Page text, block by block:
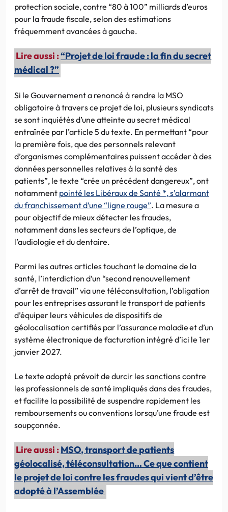
protection sociale, contre “80 à 100” milliards d’euros
pour la fraude fiscale, selon des estimations
fréquemment avancées à gauche.
Lire aussi :“Projet de loi fraude : la fin du secret
médical ?”
Si le Gouvernement a renoncé à rendre la MSO
obligatoire à travers ce projet de loi, plusieurs syndicats
se sont inquiétés d’une atteinte au secret médical
entraînée par l’article 5 du texte. En permettant “pour
la première fois, que des personnels relevant
d’organismes complémentaires puissent accéder à des
données personnelles relatives à la santé des
patients”, le texte “crée un précédent dangereux”, ont
notamment pointé les Libéraux de Santé *, s’alarmant
du franchissement d’une “ligne rouge”. La mesure a
pour objectif de mieux détecter les fraudes,
notamment dans les secteurs de l’optique, de
l’audiologie et du dentaire.
Parmi les autres articles touchant le domaine de la
santé, l’interdiction d’un “second renouvellement
d’arrêt de travail” via une téléconsultation, l’obligation
pour les entreprises assurant le transport de patients
d’équiper leurs véhicules de dispositifs de
géolocalisation certifiés par l’assurance maladie et d’un
système électronique de facturation intégré d’ici le 1er
janvier 2027.
Le texte adopté prévoit de durcir les sanctions contre
les professionnels de santé impliqués dans des fraudes,
et facilite la possibilité de suspendre rapidement les
remboursements ou conventions lorsqu’une fraude est
soupçonnée.
Lire aussi :MSO, transport de patients
géolocalisé, téléconsultation… Ce que contient
le projet de loi contre les fraudes qui vient d’être
adopté à l’Assemblée